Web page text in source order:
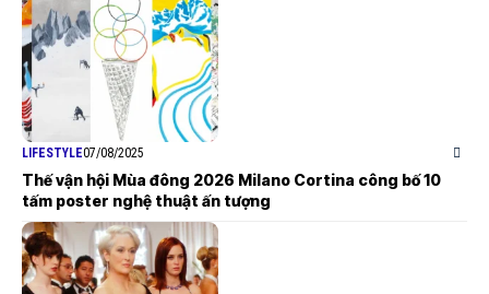
LIFESTYLE07/08/2025
Thế vận hội Mùa đông 2026 Milano Cortina công bố 10
tấm poster nghệ thuật ấn tượng